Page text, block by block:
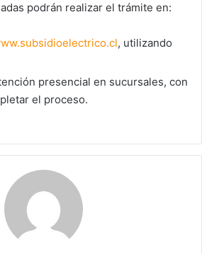
podrán realizar el trámite en:
, utilizando
presencial en sucursales, con
el proceso.